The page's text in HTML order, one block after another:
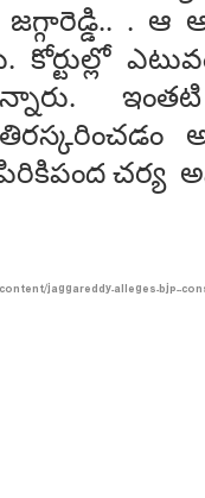
. ఆ
కోర్టుల్లో
ఇంతటి
చర్య
jaggareddy-alleges-bjp--